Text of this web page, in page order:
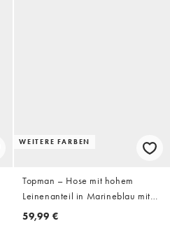
WEITERE FARBEN
Topman – Hose mit hohem
Leinenanteil in Marineblau mit
weitem Bein
59,99 €